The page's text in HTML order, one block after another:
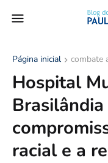
Página inicial combate
Hospital
racial e a